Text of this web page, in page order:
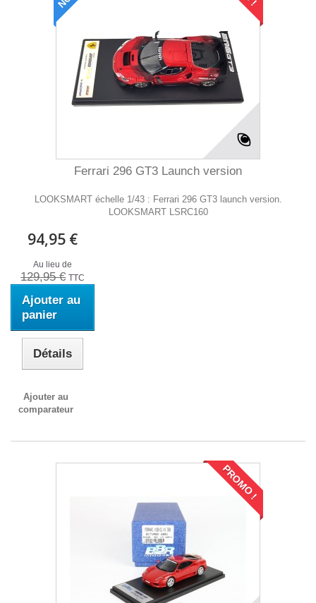
Ferrari 296 GT3 Launch version
LOOKSMART échelle 1/43 : Ferrari 296 GT3 launch version.
LOOKSMART LSRC160
94,95 €
Au lieu de
129,95 € TTC
Ajouter au
panier
Détails
Ajouter au
comparateur
PROMO !